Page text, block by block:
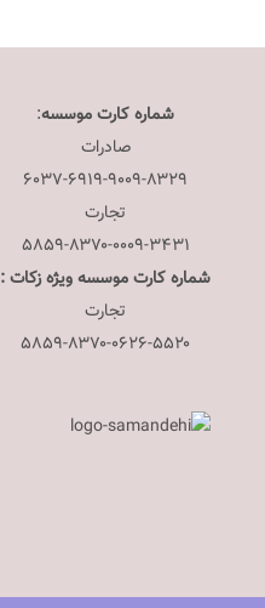
شماره کارت موسسه:
صادرات
۶۰۳۷-۶۹۱۹-۹۰۰۹-۸۳۲۹
تجارت
۵۸۵۹-۸۳۷۰-۰۰۰۹-۳۴۳۱
شماره کارت موسسه ویژه زکات :
تجارت
۵۸۵۹-۸۳۷۰-۰۶۲۶-۵۵۲۰